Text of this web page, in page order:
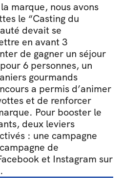
marque, nous avons
le “Casting du
devait se
en avant 3
de gagner un séjour
6 personnes, un
gourmands
a permis d’animer
et de renforcer
Pour booster le
deux leviers
: une campagne
de
et Instagram sur